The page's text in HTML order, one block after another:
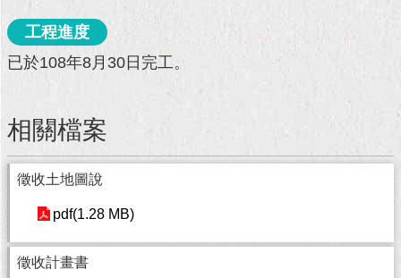
題
館
首
頁
網
English
工程進度
已於108年8月30日完工。
相關檔案
徵收土地圖說
pdf(1.28 MB)
徵收計畫書